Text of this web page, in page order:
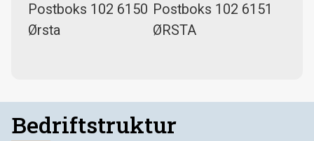
Postboks 102 6150
Ørsta
Postboks 102 6151
ØRSTA
Bedriftstruktur